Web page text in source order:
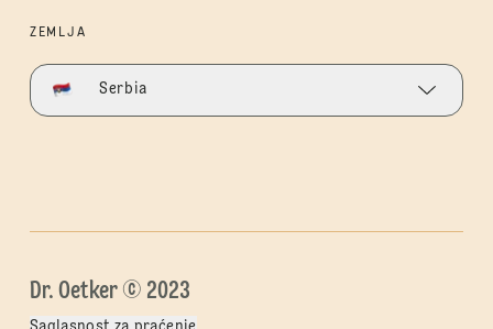
ZEMLJA
Serbia
Dr. Oetker © 2023